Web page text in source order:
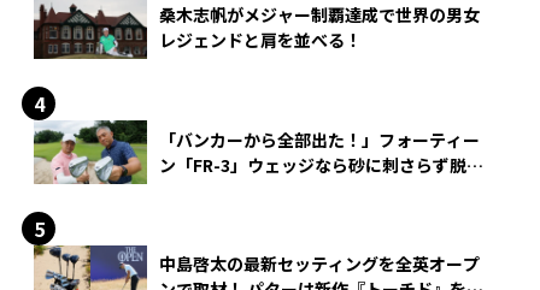
桑木志帆がメジャー制覇達成で世界の男女
レジェンドと肩を並べる！
「バンカーから全部出た！」フォーティー
ン「FR-3」ウェッジなら砂に刺さらず脱出
中島啓太の最新セッティングを全英オープ